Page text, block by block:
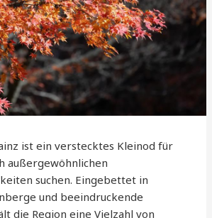
ist ein verstecktes Kleinod für
außergewöhnlichen
suchen. Eingebettet in
und beeindruckende
die Region eine Vielzahl von